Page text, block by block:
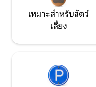
เหมาะสำหรับสัตว์
เลี้ยง